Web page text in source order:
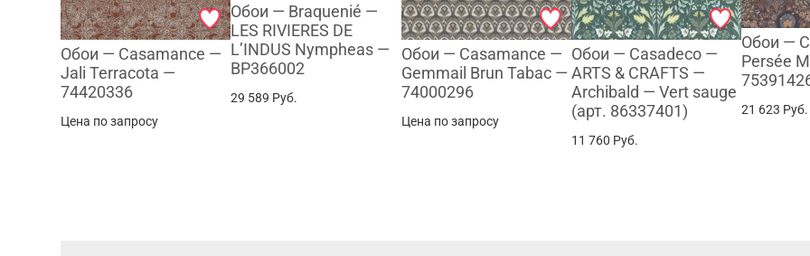
Обои — Casamance —
Jali Terracota —
74420336
Цена по запросу
Обои — Braquenié —
LES RIVIERES DE
L’INDUS Nympheas —
BP366002
29 589 Руб.
Обои — Casamance —
Gemmail Brun Tabac —
74000296
Цена по запросу
Обои — Casadeco —
ARTS & CRAFTS —
Archibald — Vert sauge
(арт. 86337401)
11 760 Руб.
Обои —
Persée
21 623 Руб.